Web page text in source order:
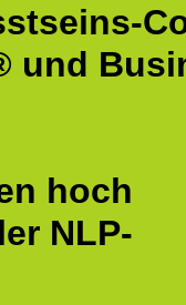
und
hoch
NLP-